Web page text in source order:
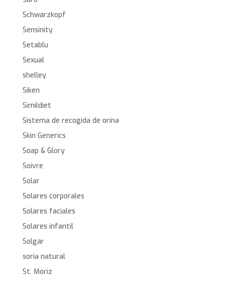
Schwarzkopf
Sensinity
Setablu
Sexual
shelley
Siken
Simildiet
Sistema de recogida de orina
Skin Generics
Soap & Glory
Soivre
Solar
Solares corporales
Solares faciales
Solares infantil
Solgar
soria natural
St. Moriz